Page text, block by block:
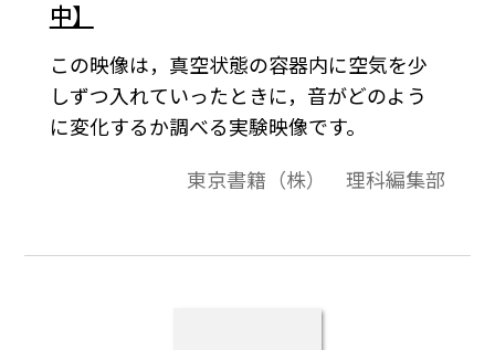
中】
この映像は，真空状態の容器内に空気を少
しずつ入れていったときに，音がどのよう
に変化するか調べる実験映像です。
東京書籍（株） 理科編集部